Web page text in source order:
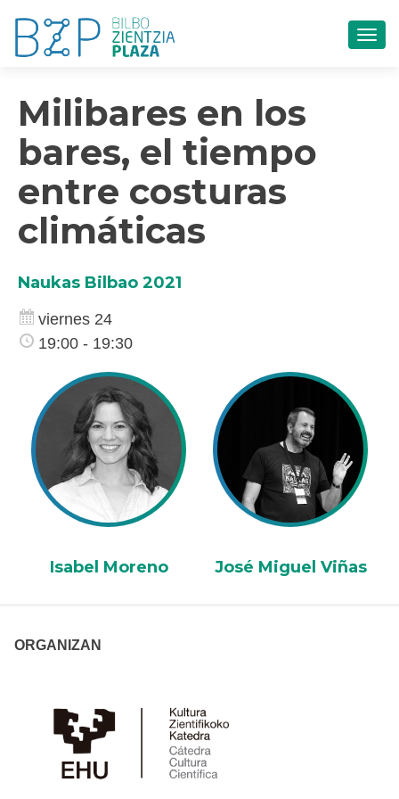
Milibares en los
bares, el tiempo
entre costuras
climáticas
Naukas Bilbao 2021
viernes 24
19:00 - 19:30
Isabel Moreno José Miguel Viñas
ORGANIZAN